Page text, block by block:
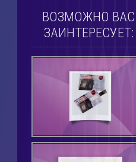
ВОЗМОЖНО ВАС
ЗАИНТЕРЕСУЕТ: